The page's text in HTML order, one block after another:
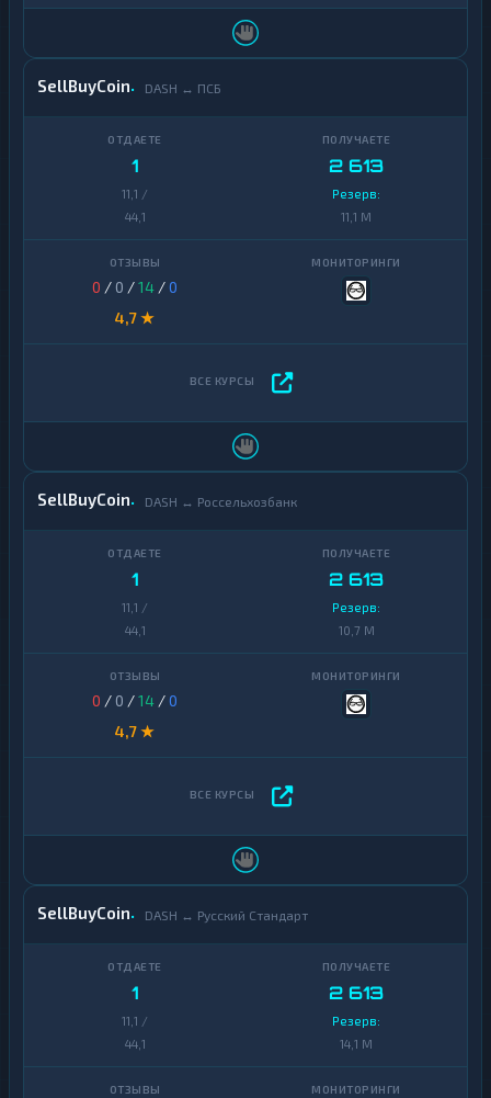
SellBuyCoin DASH ↔ ПСБ
1
11,1 /
44,1
2 613
Резерв:
11,1 M
0 / 0 /14 /0
4,7 ★
SellBuyCoin DASH ↔ Россельхозбанк
1
11,1 /
44,1
2 613
Резерв:
10,7 M
0 / 0 /14 /0
4,7 ★
SellBuyCoin DASH ↔ Русский Стандарт
1
11,1 /
44,1
2 613
Резерв:
14,1 M